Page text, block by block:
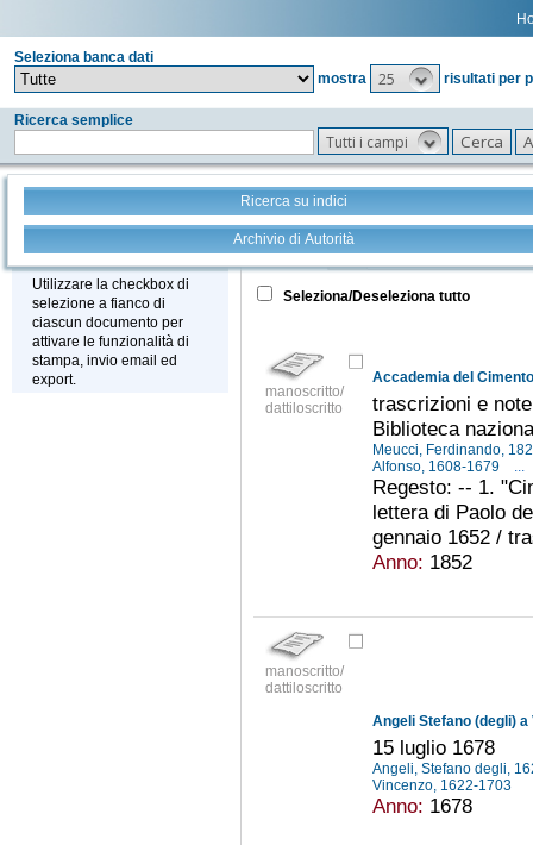
Seleziona banca dati
mostra
25 risultati per
Ricerca semplice
Tutti i campi
Ricerca su indici
Archivio di Autorità
Stampa - Email - Export
Utilizzare la checkbox di
selezione a fianco di
ciascun documento per
attivare le funzionalità di
stampa, invio email ed
export.
Tutto +
Seleziona/Deseleziona tutto
manoscritto/
dattiloscritto
Accademia del
trascrizioni e
Biblioteca
Meucci, Ferdinando,
Alfonso, 1608-1679
...
Regesto: -- 1.
lettera di Paolo
gennaio 1652 /
Anno: 1852
manoscritto/
dattiloscritto
Angeli Stefano (degli)
15 luglio 1678
Angeli, Stefano degli,
Vincenzo, 1622-1703
Anno: 1678